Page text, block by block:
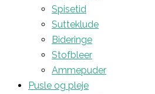
Spisetid
Sutteklude
Bideringe
Stofbleer
Ammepuder
Pusle og pleje